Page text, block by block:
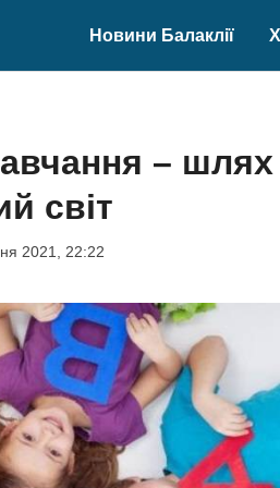
Новини Балаклії
–
світ
2021, 22:22